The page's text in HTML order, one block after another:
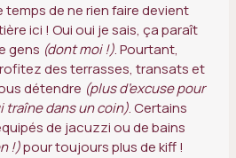
temps de ne rien faire devient
ici ! Oui oui je sais, ça paraît
gens (dont moi !). Pourtant,
des terrasses, transats et
détendre (plus d’excuse pour
traîne dans un coin). Certains
de jacuzzi ou de bains
!)pour toujours plus de kiff !